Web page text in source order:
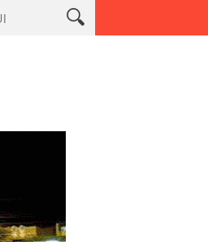
Aila Pinto Cardoso é